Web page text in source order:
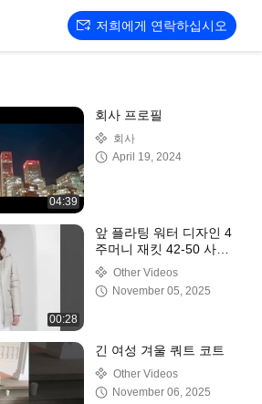
저희에게 연락하십시오
04:39
회사 프로필
회사
April 19, 2024
00:28
앞 플라팅 워터 디자인 4
주머니 재킷 42-50 사이
즈 성능Other Videos
November 05, 2025
긴 여성 겨울 쿼트 코트
Other Videos
November 06, 2025